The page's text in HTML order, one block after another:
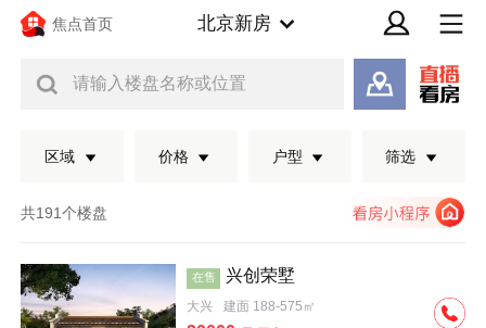
焦点首页 北京新房
请输入楼盘名称或位置
区域 价格 户型 筛选
共191个楼盘
在售 兴创荣墅
大兴 建面 188-575㎡